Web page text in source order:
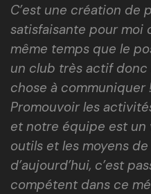
C’est une création de
satisfaisante pour moi
même temps que le
un club très actif
chose à communiquer
Promouvoir les
et notre équipe est un
outils et les moyens
d’aujourd’hui, c’est
compétent dans ce